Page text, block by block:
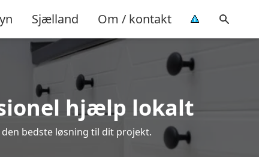
Sjælland Om / kontakt
hjælp lokalt
bedste løsning til dit projekt.